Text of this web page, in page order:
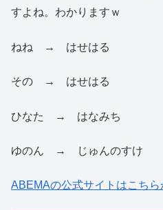
すよね。わかりますｗ
ねね → はせはる
その → はせはる
ひなた → はなみち
ゆのん → じゅんのすけ
ABEMAの公式サイトはこちら